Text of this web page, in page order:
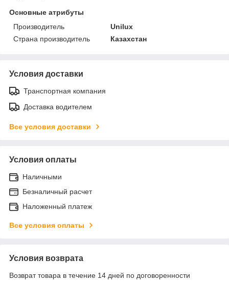
Основные атрибуты
Производитель
Unilux
Страна производитель
Казахстан
Условия доставки
Транспортная компания
Доставка водителем
Все условия доставки
Условия оплаты
Наличными
Безналичный расчет
Наложенный платеж
Все условия оплаты
Условия возврата
Возврат товара в течение 14 дней по договоренности